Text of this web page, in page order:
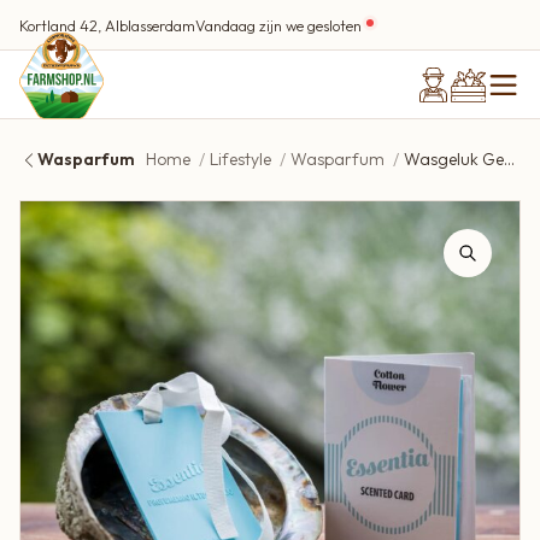
Kortland 42, AlblasserdamVandaag zijn we gesloten
Wasparfum Home Lifestyle Wasparfum Wasgeluk Geurkaart Argan